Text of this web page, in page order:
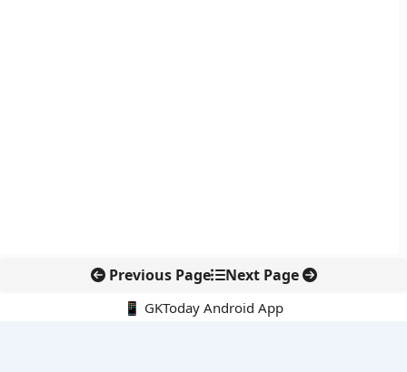
Previous Page Next Page
📱 GKToday Android App